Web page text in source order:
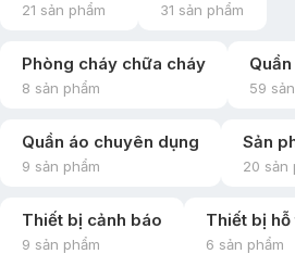
21 sản phẩm 31 sản phẩm
Phòng cháy chữa cháy
8 sản phẩm 59
Quần áo chuyên dụng
9 sản phẩm
Sản
20 sản
Thiết bị cảnh báo
9 sản phẩm
Thiết bị
6 sản phẩm